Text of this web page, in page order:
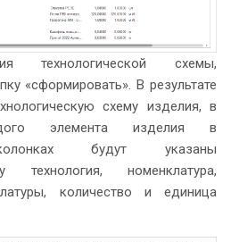
технологической схемы,
«сформировать». В результате
схему изделия, в
элемента изделия в
будут указаны
технология, номенклатура,
количество и единица